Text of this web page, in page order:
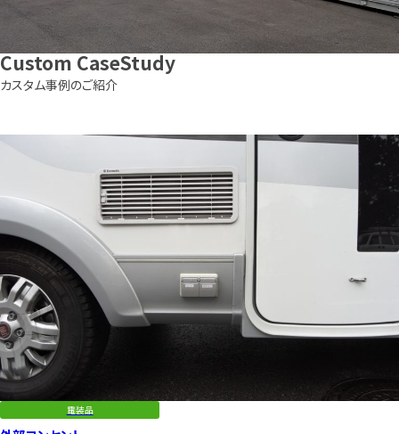
CustomCaseStudy
カスタム事例のご紹介
電装品